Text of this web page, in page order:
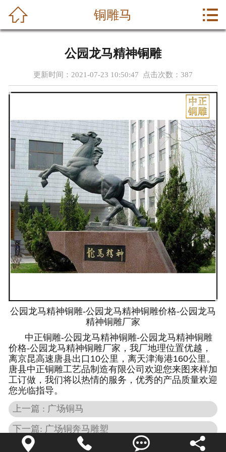
新闻中心
成功案例
荣誉资质
公司动态
联系我们
 铜雕马 
公园龙马精神铜雕
更新时间：2021-07-23 10:50:47 点击次数： 387
公园龙马精神铜雕-公园龙马精神铜雕价格-公园龙马
精神铜雕厂家
中正铜雕-公园龙马精神铜雕-公园龙马精神铜雕
价格-公园龙马精神铜雕厂家 ，我厂地理位置优越，
离京昆高速唐县出口10公里，离天津海港160公里。
唐县中正铜雕工艺品制造有限公司欢迎您来图来样加
工订做，我们将以热情的服务，优秀的产品质量欢迎
您光临指导。
上一篇 : 广场铜马
下一篇: 广场铜奔马雕塑
   